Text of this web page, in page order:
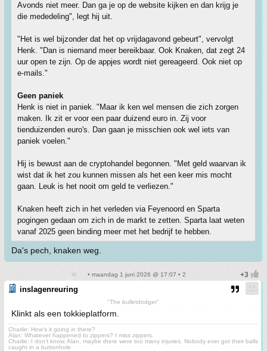
Avonds niet meer. Dan ga je op de website kijken en dan krijg je
die mededeling", legt hij uit.
"Het is wel bijzonder dat het op vrijdagavond gebeurt", vervolgt
Henk. "Dan is niemand meer bereikbaar. Ook Knaken, dat zegt 24
uur open te zijn. Op de appjes wordt niet gereageerd. Ook niet op
e-mails."
Geen paniek
Henk is niet in paniek. "Maar ik ken wel mensen die zich zorgen
maken. Ik zit er voor een paar duizend euro in. Zij voor
tienduizenden euro's. Dan gaan je misschien ook wel iets van
paniek voelen."
Hij is bewust aan de cryptohandel begonnen. "Met geld waarvan ik
wist dat ik het zou kunnen missen als het een keer mis mocht
gaan. Leuk is het nooit om geld te verliezen."
Knaken heeft zich in het verleden via Feyenoord en Sparta
pogingen gedaan om zich in de markt te zetten. Sparta laat weten
vanaf 2025 geen binding meer met het bedrijf te hebben.
Da's pech, knaken weg.
• maandag 1 juni 2026 @ 17:07 • 2
inslagenreuring
"The bulletdodger"
Klinkt als een tokkieplatform.
Charlie: How's it going in there?
Alan: Whatever happened to zippers? I miss zippers.
Charlie: I don't know, Alan, maybe there were too many injuries. Nobody ever got their balls
caught in a buttonhole